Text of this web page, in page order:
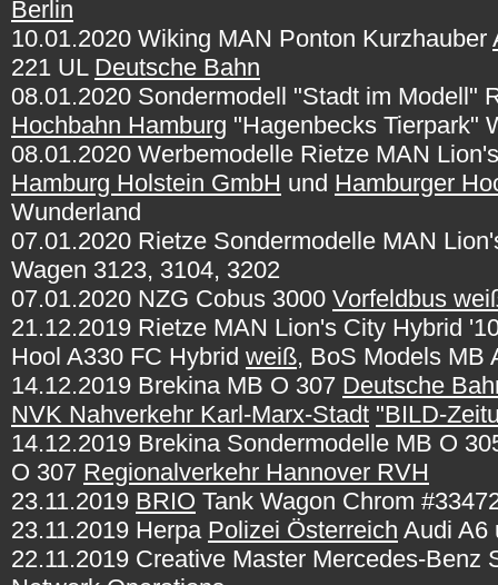
Berlin
10.01.2020 Wiking MAN Ponton Kurzhauber
221 UL Deutsche Bahn
08.01.2020 Sondermodell "Stadt im Modell"
Hochbahn Hamburg "Hagenbecks Tierpark"
08.01.2020 Werbemodelle Rietze MAN
Hamburg Holstein GmbH und Hamburger
Wunderland
07.01.2020 Rietze Sondermodelle MAN
Wagen 3123, 3104, 3202
07.01.2020 NZG Cobus 3000 Vorfeldbus
21.12.2019 Rietze MAN Lion's City Hybrid
Hool A330 FC Hybrid weiß, BoS Models MB
14.12.2019 Brekina MB O 307 Deutsche
NVK Nahverkehr Karl-Marx-Stadt "BILD-
14.12.2019 Brekina Sondermodelle MB O
O 307 Regionalverkehr Hannover RVH
23.11.2019 BRIO Tank Wagon Chrom
23.11.2019 Herpa Polizei Österreich Audi A6
22.11.2019 Creative Master Mercedes-Benz